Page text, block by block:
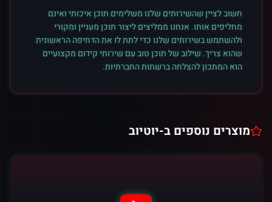
חשוב לציין שהשירותים שלנו משלימים תוכן איכותי ואינם
מחליפים אותו. אנחנו ממליצים ליצור תוכן מעניין ומקורי
ולהשתמש בשירותים שלנו כדי לתת לו את הדחיפה הראשונית
שהוא צריך. שילוב של תוכן טוב עם שירותי קידום מקצועיים
הוא המתכון להצלחה ברשתות החברתיות.
מוצרים נוספים ב-יוטיוב